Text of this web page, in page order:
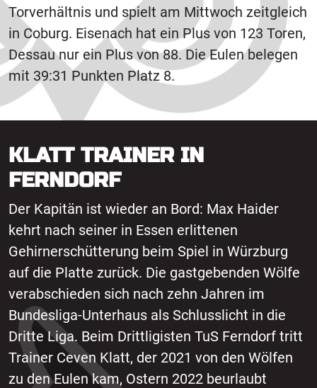
Torverhältnis und spielt am Mittwoch zeitgleich
in Coburg. Eisenach hat ein Plus von 123 Toren,
Dessau nur ein Plus von 88. Die Eulen belegen
mit 39:31 Punkten Platz 8.
KLATT TRAINER IN
FERNDORF
Der Kapitän ist wieder an Bord: Max Haider
kehrt nach seiner in Essen erlittenen
Gehirnerschütterung beim Spiel in Würzburg
auf die Platte zurück. Die gastgebenden Wölfe
verabschieden sich nach zehn Jahren im
Bundesliga-Unterhaus als Schlusslicht in die
Dritte Liga. Beim Drittligisten TuS Ferndorf tritt
Trainer Ceven Klatt, der 2021 von den Wölfen
zu den Eulen kam, Ostern 2022 beurlaubt